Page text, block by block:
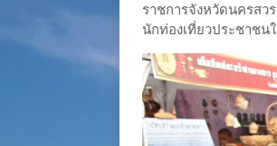
ราชการจังหวัดนครส
นักท่องเที่ยวประชาชน